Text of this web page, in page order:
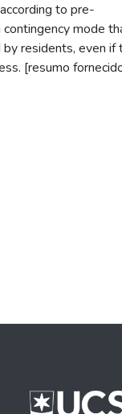
to pre-
mode
residents, even if
[resumo